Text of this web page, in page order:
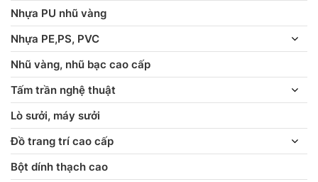
Nhựa PU nhũ vàng
Nhựa PE,PS, PVC
Nhũ vàng, nhũ bạc cao cấp
Tấm trần nghệ thuật
Lò sưởi, máy sưởi
Đồ trang trí cao cấp
Bột dính thạch cao